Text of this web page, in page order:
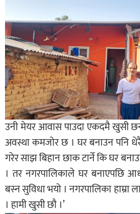
उनी मेयर आवास पाउदा एकदमै खुसी
अवस्था कमजोर छ । घर बनाउन पनि
गरेर साझ बिहान छाक टार्ने कि घर
। तर नगरपालिकाले घर बनाएपछि
बस्न सुविधा भयो । नगरपालिका
। हामी खुसी छौ ।’